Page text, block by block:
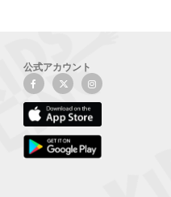
公式アカウント